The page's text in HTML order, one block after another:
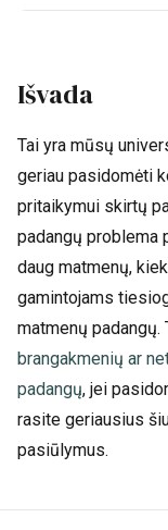
Išvada
Tai yra mūsų
geriau pasidomėti
pritaikymui skirtų
padangų problema
daug matmenų,
gamintojams
matmenų padangų.
brangakmenių ar
padangų, jei
rasite geriausius
pasiūlymus.